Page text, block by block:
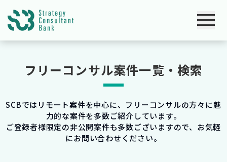
フリーコンサル案件一覧・検索
SCBではリモート案件を中心に、フリーコンサルの方々に魅
力的な案件を多数ご紹介しています。
ご登録者様限定の非公開案件も多数ございますので、お気軽
にお問い合わせください。